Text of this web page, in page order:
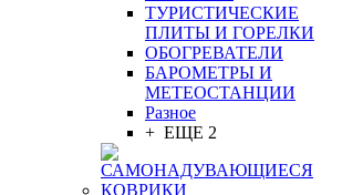
ТУРИСТИЧЕСКИЕ
ПЛИТЫ И ГОРЕЛКИ
ОБОГРЕВАТЕЛИ
БАРОМЕТРЫ И
МЕТЕОСТАНЦИИ
Разное
+ ЕЩЕ 2